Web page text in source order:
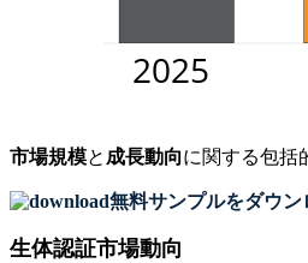
市場規模と 成長動向に関する包括
無料サンプルをダウン
生体認証市場動向